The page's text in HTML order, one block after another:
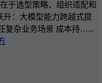
于选型策略、组织适配和
升：大模型能力跨越式提
复杂业务场景 成本持…...